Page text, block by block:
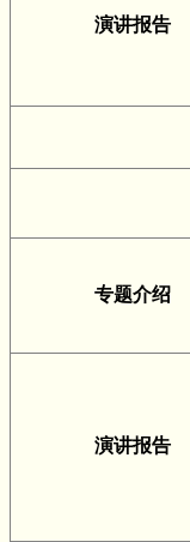
演讲报告
专题介绍
演讲报告